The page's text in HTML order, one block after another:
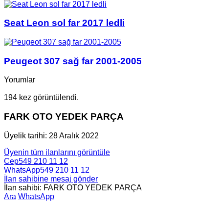
Seat Leon sol far 2017 ledli
Peugeot 307 sağ far 2001-2005
Yorumlar
194 kez görüntülendi.
FARK OTO YEDEK PARÇA
Üyelik tarihi: 28 Aralık 2022
Üyenin tüm ilanlarını görüntüle
Cep549 210 11 12
WhatsApp549 210 11 12
İlan sahibine mesaj gönder
İlan sahibi: FARK OTO YEDEK PARÇA
Ara WhatsApp